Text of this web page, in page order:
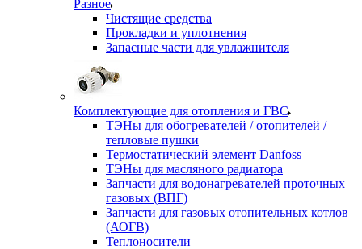
Разное
Чистящие средства
Прокладки и уплотнения
Запасные части для увлажнителя
Комплектующие для отопления и ГВС
ТЭНы для обогревателей / отопителей /
тепловые пушки
Термостатический элемент Danfoss
ТЭНы для масляного радиатора
Запчасти для водонагревателей проточных
газовых (ВПГ)
Запчасти для газовых отопительных котлов
(АОГВ)
Теплоносители